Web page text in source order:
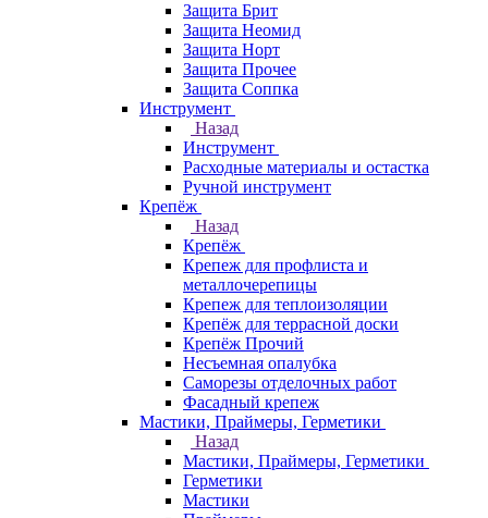
Защита Брит
Защита Неомид
Защита Норт
Защита Прочее
Защита Соппка
Инструмент
Назад
Инструмент
Расходные материалы и остастка
Ручной инструмент
Крепёж
Назад
Крепёж
Крепеж для профлиста и
металлочерепицы
Крепеж для теплоизоляции
Крепёж для террасной доски
Крепёж Прочий
Несъемная опалубка
Саморезы отделочных работ
Фасадный крепеж
Мастики, Праймеры, Герметики
Назад
Мастики, Праймеры, Герметики
Герметики
Мастики